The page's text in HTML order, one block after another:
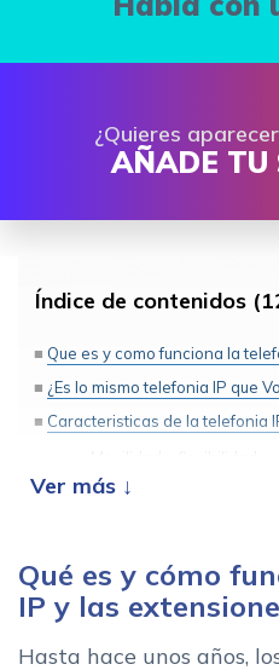
¿Quieres
AÑADE TU
Índice de contenidos
Que es y como funciona la
¿Es lo mismo telefonia IP que
Caracteristicas de la telefonia
Versatilidad
Ventajas de la telefonia IP vs
1. Es mas economica
Qué es y cómo
IP y las
Hasta hace unos años,